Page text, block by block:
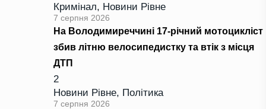
Кримінал, Новини Рівне
7 серпня 2026
На Володимиреччині 17-річний мотоцикліст
збив літню велосипедистку та втік з місця
ДТП
2
Новини Рівне, Політика
7 серпня 2026